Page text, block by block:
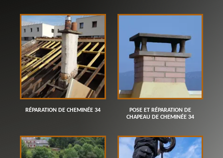
RÉPARATION DE CHEMINÉE 34
POSE ET RÉPARATION DE
CHAPEAU DE CHEMINÉE 34